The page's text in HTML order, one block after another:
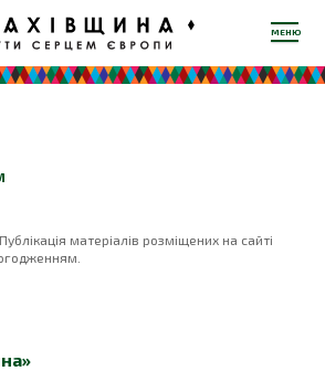
МЕНЮ
матеріалів розміщених на сайті